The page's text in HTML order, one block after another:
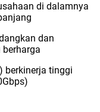
di dalamnya
dan
berkinerja tinggi